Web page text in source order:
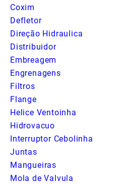
Coxim
Defletor
Direção Hidraulica
Distribuidor
Embreagem
Engrenagens
Filtros
Flange
Helice Ventoinha
Hidrovacuo
Interruptor Cebolinha
Juntas
Mangueiras
Mola de Valvula